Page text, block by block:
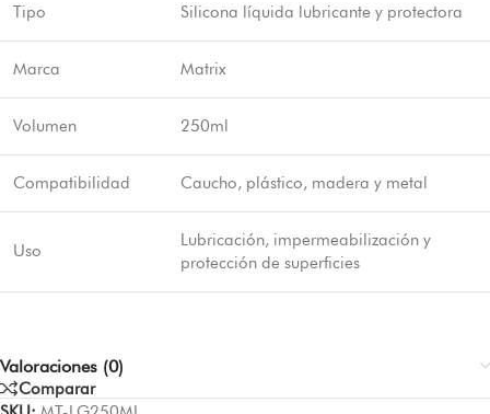
Tipo Silicona líquida lubricante y protectora
Marca Matrix
Volumen 250ml
Compatibilidad Caucho, plástico, madera y metal
Uso
Lubricación, impermeabilización y
protección de superficies
Valoraciones (0)
Comparar